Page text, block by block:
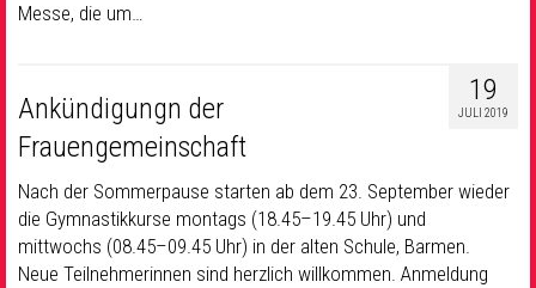
Messe, die um…
19
JULI 2019
Ankündigungn der
Frauengemeinschaft
Nach der Sommerpause starten ab dem 23. September wieder
die Gymnastikkurse montags (18.45–19.45 Uhr) und
mittwochs (08.45–09.45 Uhr) in der alten Schule, Barmen.
Neue Teilnehmerinnen sind herzlich willkommen. Anmeldung